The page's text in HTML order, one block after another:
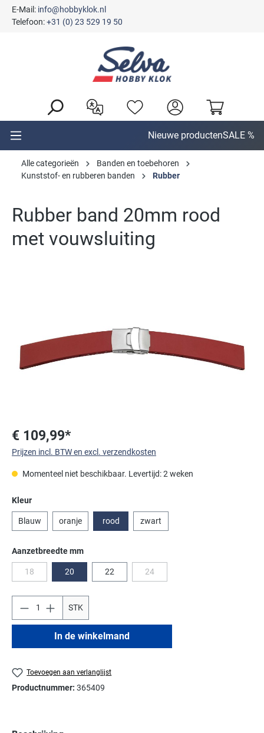
E-Mail: info@hobbyklok.nl
Telefoon:+31 (0) 23 529 19 50
Nieuwe productenSALE %
Alle categorieën
Banden en toebehoren
Kunststof- en rubberen banden
Rubber
Rubber band 20mm rood
met vouwsluiting
€ 109,99*
Prijzen incl. BTW en excl. verzendkosten
Momenteel niet beschikbaar. Levertijd: 2 weken
Selecteer
Kleur
Blauw oranje rood zwart
Selecteer
Aanzetbreedte mm
18(Deze optie is momenteel niet beschikbaar.)
20 22 24(Deze optie is momenteel niet
STK
In de winkelmand
Toevoegen aan verlanglijst
Productnummer: 365409